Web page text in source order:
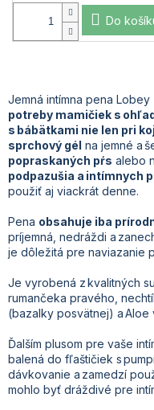
Do
Jemná intímna pena Lobey
potreby mamičiek s
s bábätkami nie len pri
sprchový gél na jemné a
popraskaných pŕs alebo
podpazušia a intímnych
použiť aj viackrát denne.
Pena obsahuje iba
príjemná, nedráždi a
je dôležitá pre naviazanie
Je vyrobená z kvalitných
rumančeka pravého,
(bazalky posvätnej) a Aloe
Ďalším plusom pre vaše
balená do fľaštičiek s
dávkovanie a zamedzí
mohlo byť dráždivé pre